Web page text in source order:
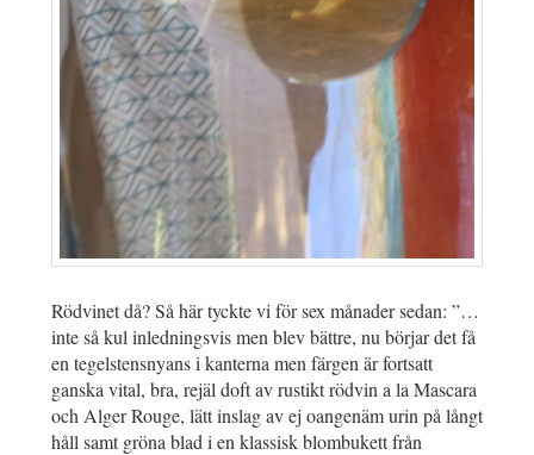
Rödvinet då? Så här tyckte vi för sex månader sedan: ”…
inte så kul inledningsvis men blev bättre, nu börjar det få
en tegelstensnyans i kanterna men färgen är fortsatt
ganska vital, bra, rejäl doft av rustikt rödvin a la Mascara
och Alger Rouge, lätt inslag av ej oangenäm urin på långt
håll samt gröna blad i en klassisk blombukett från